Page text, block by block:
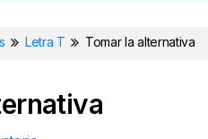
Letra T Tomar la alternativa